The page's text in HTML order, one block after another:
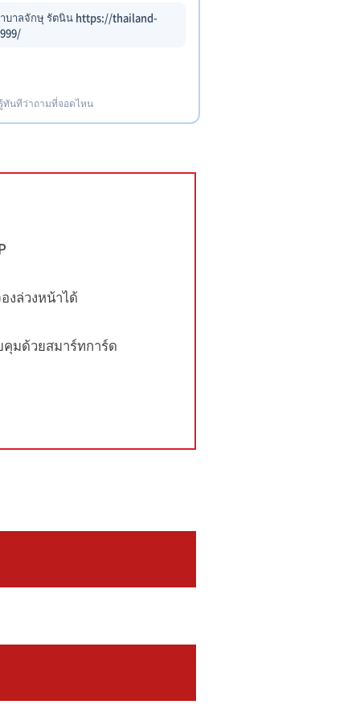
บาลจักษุ รัตนิน https://thailand-
ทันทีว่าถามที่จอดไหน
งล่วงหน้าได้
มด้วยสมาร์ทการ์ด